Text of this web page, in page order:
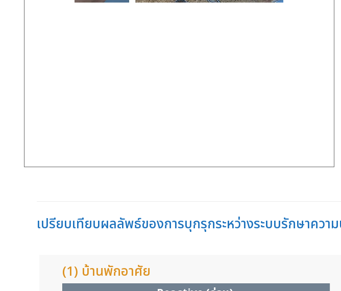
เปรียบเทียบผลลัพธ์ของการบุกรุกระหว่างระบบรักษาคว
(1) บ้านพักอาศัย